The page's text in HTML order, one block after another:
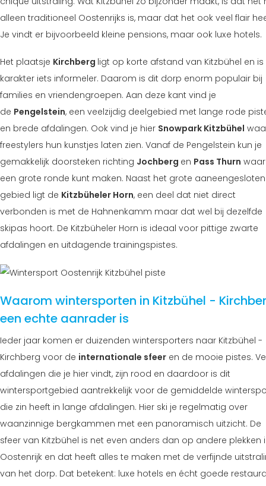
alleen traditioneel Oostenrijks is, maar dat het ook veel flair
Je vindt er bijvoorbeeld kleine pensions, maar ook luxe hotels.
Het plaatsje Kirchberg ligt op korte afstand van Kitzbühel en
karakter iets informeler. Daarom is dit dorp enorm populair bij
families en vriendengroepen. Aan deze kant vind je
de Pengelstein, een veelzijdig deelgebied met lange rode
en brede afdalingen. Ook vind je hier Snowpark Kitzbühel
freestylers hun kunstjes laten zien. Vanaf de Pengelstein kun je
gemakkelijk doorsteken richting Jochberg en Pass Thurn
een grote ronde kunt maken. Naast het grote aaneengesloten
gebied ligt de Kitzbüheler Horn, een deel dat niet direct
verbonden is met de Hahnenkamm maar dat wel bij dezelfde
skipas hoort. De Kitzbüheler Horn is ideaal voor pittige zwarte
afdalingen en uitdagende trainingspistes.
Waarom wintersporten in Kitzbühel -
een echte aanrader is
Ieder jaar komen er duizenden wintersporters naar Kitzbühel -
Kirchberg voor de internationale sfeer en de mooie pistes.
afdalingen die je hier vindt, zijn rood en daardoor is dit
wintersportgebied aantrekkelijk voor de gemiddelde
die zin heeft in lange afdalingen. Hier ski je regelmatig over
waanzinnige bergkammen met een panoramisch uitzicht. De
sfeer van Kitzbühel is net even anders dan op andere plekken
Oostenrijk en dat heeft alles te maken met de verfijnde
van het dorp. Dat betekent: luxe hotels en écht goede